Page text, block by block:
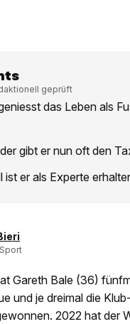
geprüft
das Leben als
gibt er nun oft den
ist er als Experte
Gareth Bale (36)
und je dreimal die
2022 hat der